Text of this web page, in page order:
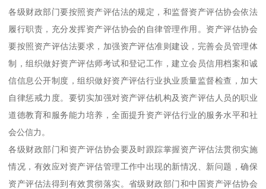
各级财政部门要按照资产评估法的规定，和监督资产评估协会依法
履行职责，充分发挥资产评估协会的自律管理作用。资产评估协会
要按照资产评估法要求，加强资产评估准则建设，完善会员管理体
制，组织做好资产评估师考试和登记工作，建立会员信用档案和诚
信信息公开制度，组织做好资产评估行业执业质量监督检查，加大
自律惩戒力度。要切实加强对资产评估机构及资产评估人员的职业
道德教育和服务能力培养，全面提升资产评估行业的服务水平和社
会公信力。
各级财政部门和资产评估协会要及时跟踪掌握资产评估法贯彻实施
情况，有效应对资产评估管理工作中出现的新情况、新问题，确保
资产评估法得到有效贯彻落实。省级财政部门和中国资产评估协会